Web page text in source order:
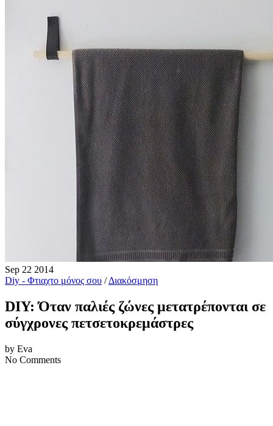
Sep 22 2014
Diy - Φτιαχτο μόνος σου /Διακόσμηση
DIY: Όταν παλιές ζώνες μετατρέπονται σε
σύγχρονες πετσετοκρεμάστρες
by Eva
No Comments